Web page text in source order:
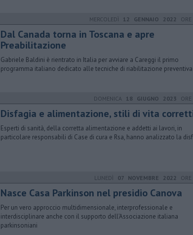
MERCOLEDÌ 12 GENNAIO 2022
Dal Canada torna in Toscana e apre
Preabilitazione
Gabriele Baldini è rientrato in Italia per avviare a Careggi il primo
programma italiano dedicato alle tecniche di riabilitazione preventiva
DOMENICA 18 GIUGNO 2023
​Disfagia e alimentazione, stili di vita
Esperti di sanità, della corretta alimentazione e addetti ai lavori, in
particolare responsabili di Case di cura e Rsa, hanno analizzato la
LUNEDÌ 07 NOVEMBRE 2022
​Nasce Casa Parkinson nel presidio Canova
Per un vero approccio multidimensionale, interprofessionale e
interdisciplinare anche con il supporto dell’Associazione italiana
parkinsoniani